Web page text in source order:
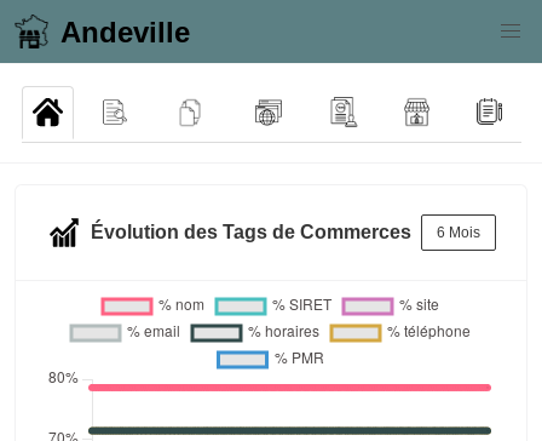
Andeville
Évolution des Tags de Commerces 6 Mois